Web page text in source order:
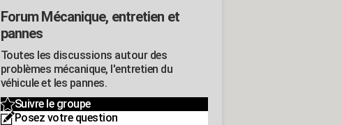
Forum Mécanique, entretien et
pannes
Toutes les discussions autour des
problèmes mécanique, l'entretien du
véhicule et les pannes.
Suivre le groupe
Posez votre question